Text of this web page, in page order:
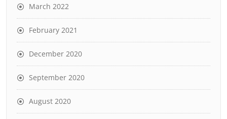
March 2022
February 2021
December 2020
September 2020
August 2020